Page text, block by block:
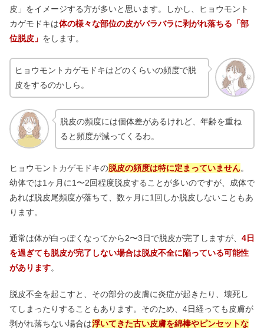
皮」をイメージする方が多いと思います。しかし、ヒョウモント
カゲモドキは体の様々な部位の皮がバラバラに剥がれ落ちる「部
位脱皮」 をします。
ヒョウモントカゲモドキはどのくらいの頻度で脱
皮をするのかしら。
脱皮の頻度には個体差があるけれど、年齢を重ね
ると頻度が減ってくるわ。
ヒョウモントカゲモドキの脱皮の頻度は特に定まっていません。
幼体では1ヶ月に1〜2回程度脱皮することが多いのですが、成体で
あれば脱皮尾頻度が落ちて、数ヶ月に1回しか脱皮しないこともあ
ります。
通常は体が白っぽくなってから2〜3日で脱皮が完了しますが、 4日
を過ぎても脱皮が完了しない場合は脱皮不全に陥っている可能性
があります。
脱皮不全を起こすと、その部分の皮膚に炎症が起きたり、壊死し
てしまったりすることもあります。そのため、4日経っても皮膚が
剥がれ落ちない場合は浮いてきた古い皮膚を綿棒やピンセットな